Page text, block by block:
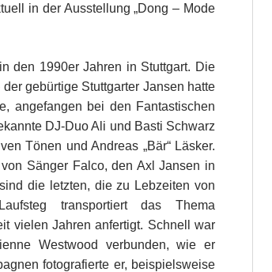
in der Ausstellung „Dong – Mode
den 1990er Jahren in Stuttgart. Die
gebürtige Stuttgarter Jansen hatte
angefangen bei den Fantastischen
DJ-Duo Ali und Basti Schwarz
Tönen und Andreas „Bär“ Läsker.
Sänger Falco, den Axl Jansen in
die letzten, die zu Lebzeiten von
transportiert das Thema
vielen Jahren anfertigt. Schnell war
Westwood verbunden, wie er
fotografierte er, beispielsweise